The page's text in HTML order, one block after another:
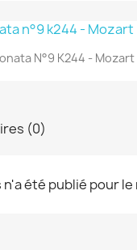
N°9 K244 - Mozart
(0)
n'a été publié pour